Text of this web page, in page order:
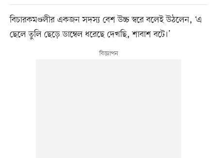
বিচারকমণ্ডলীর একজন সদস্য বেশ উচ্চ স্বরে বলেই উঠলেন, ‘এ
ছেলে তুলি ছেড়ে ডাম্বেল ধরেছে দেখছি, শাবাশ বটে।’